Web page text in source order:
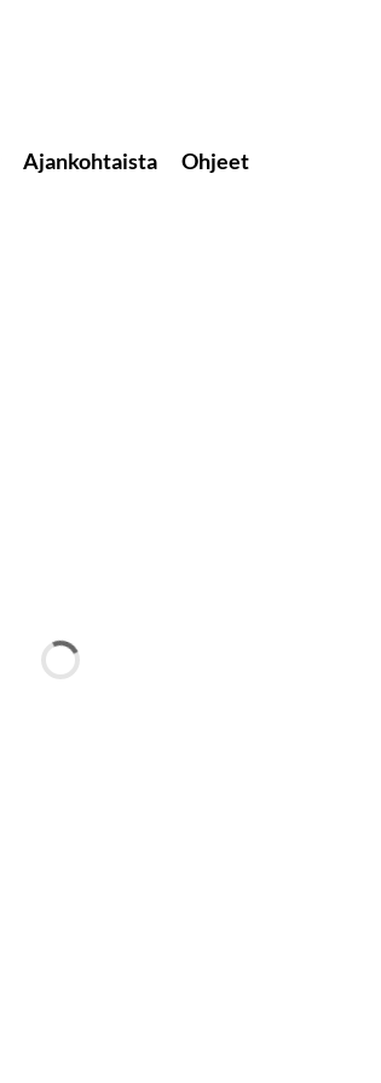
Ajankohtaista Ohjeet